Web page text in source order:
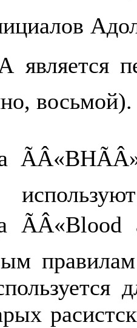
является
восьмой).
правилам